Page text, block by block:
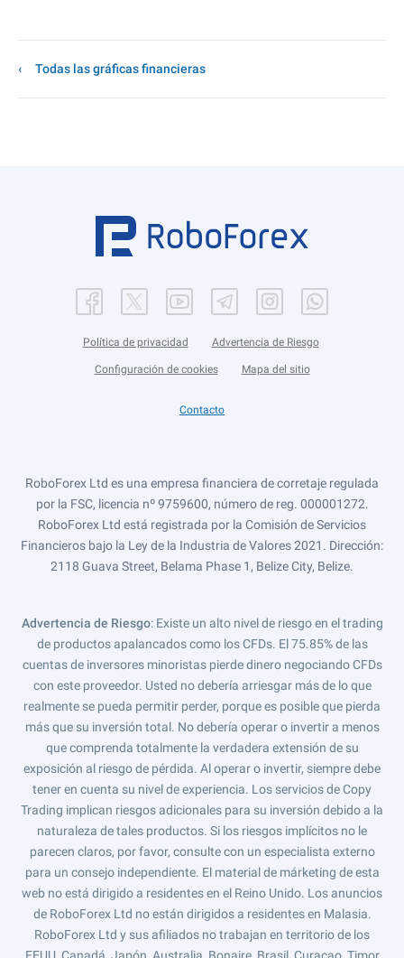
Todas las gráficas financieras
Política de privacidad Advertencia de Riesgo
Configuración de cookies Mapa del sitio
Contacto
RoboForex Ltd es una empresa financiera de corretaje regulada
por la FSC, licencia nº 9759600, número de reg. 000001272.
RoboForex Ltd está registrada por la Comisión de Servicios
Financieros bajo la Ley de la Industria de Valores 2021. Dirección:
2118 Guava Street, Belama Phase 1, Belize City, Belize.
Advertencia de Riesgo: Existe un alto nivel de riesgo en el trading
de productos apalancados como los CFDs. El 75.85% de las
cuentas de inversores minoristas pierde dinero negociando CFDs
con este proveedor. Usted no debería arriesgar más de lo que
realmente se pueda permitir perder, porque es posible que pierda
más que su inversión total. No debería operar o invertir a menos
que comprenda totalmente la verdadera extensión de su
exposición al riesgo de pérdida. Al operar o invertir, siempre debe
tener en cuenta su nivel de experiencia. Los servicios de Copy
Trading implican riesgos adicionales para su inversión debido a la
naturaleza de tales productos. Si los riesgos implícitos no le
parecen claros, por favor, consulte con un especialista externo
para un consejo independiente. El material de márketing de esta
web no está dirigido a residentes en el Reino Unido. Los anuncios
de RoboForex Ltd no están dirigidos a residentes en Malasia.
RoboForex Ltd y sus afiliados no trabajan en territorio de los